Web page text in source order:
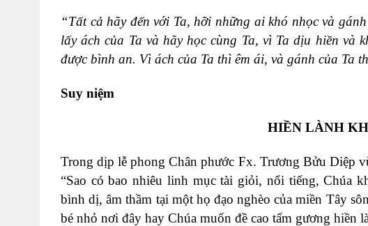
“Tất cả hãy đến với Ta, hỡi những ai khó nhọc và
lấy ách của Ta và hãy học cùng Ta, vì Ta dịu hiền và
được bình an. Vì ách của Ta thì êm ái, và gánh của Ta
Suy niệm
HIỀN LÀNH
Trong dịp lễ phong Chân phước Fx. Trương Bửu Diệp
“Sao có bao nhiêu linh mục tài giỏi, nổi tiếng, Chúa
bình dị, âm thầm tại một họ đạo nghèo của miền Tây
bé nhỏ nơi đây hay Chúa muốn đề cao tấm gương hiền